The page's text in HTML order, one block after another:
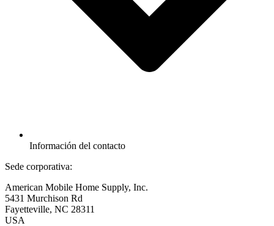
Información del contacto
Sede corporativa:
American Mobile Home Supply, Inc.
5431 Murchison Rd
Fayetteville, NC 28311
USA